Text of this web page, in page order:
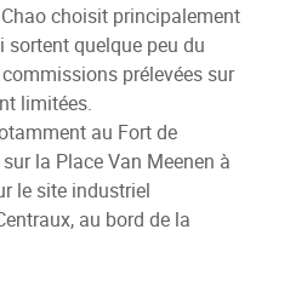
choisit principalement
sortent quelque peu du
prélevées sur
limitées.
au Fort de
sur la Place Van Meenen à
le site industriel
au bord de la